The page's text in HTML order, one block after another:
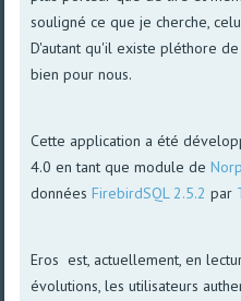
souligné ce que je cherche,
D'autant qu'il existe pléthore
bien pour nous.
Cette application a été
4.0 en tant que module de
donnéesFirebirdSQL 2.5.2 par
Eros est, actuellement, en
évolutions, les utilisateurs